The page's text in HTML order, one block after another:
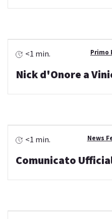
Primo
<1 min.
Nick d'Onore a
News
<1 min.
Comunicato